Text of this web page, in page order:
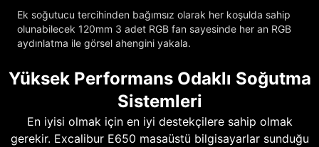
Ek soğutucu tercihinden bağımsız olarak her koşulda sahip
olunabilecek 120mm 3 adet RGB fan sayesinde her an RGB
aydınlatma ile görsel ahengini yakala.
Yüksek Performans Odaklı Soğutma
Sistemleri
En iyisi olmak için en iyi destekçilere sahip olmak
gerekir. Excalibur E650 masaüstü bilgisayarlar sunduğu